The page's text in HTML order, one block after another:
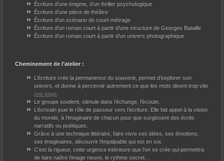
Écriture d’une énigme, d’un thriller psychologique
Écriture d’une pièce de théâtre
Écriture d’un scénario de court-métrage
Écriture d’un roman court à partir d’une structure de Georges Bataille
Écriture d’un roman court à partir d’un univers photographique
Cheminement de l’atelier :
L’écriture crée la permanence du souvenir, permet d’explorer son
univers, et donne à percevoir autrement ce que les mots disent trop vite
see page
Le groupe soutient, stimule dans l’échange, l’écoute.
L’écrivain joue le rôle de passeur vers l’écriture. Elle fait appel à la vision
du monde, à l’imaginaire de chacun pour que surgissent des écrits
narratifs ou poétiques.
Grâce à une technique littéraire, faire vivre ses idées, ses émotions,
ses imaginaires, découvrir l’impalpable qui est en soi.
C’est la rigueur, cette urgence intérieure que l’on se crée qui permettra
de faire naître l’image neuve, le rythme secret…